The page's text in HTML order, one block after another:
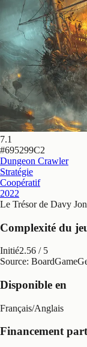
7.1
#695299C2
Dungeon Crawler
Stratégie
Coopératif
2022
Le Trésor de Davy
Complexité du
Initié2.56 / 5
Source:
Disponible en
Français/Anglais
Financement